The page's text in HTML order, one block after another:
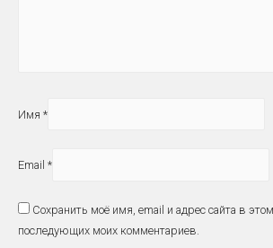
Имя *
Email *
Сохранить моё имя, email и адрес сайта в
последующих моих комментариев.